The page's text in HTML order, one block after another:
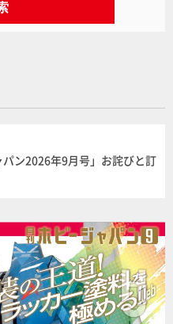
パン2026年9月号」お詫びと訂